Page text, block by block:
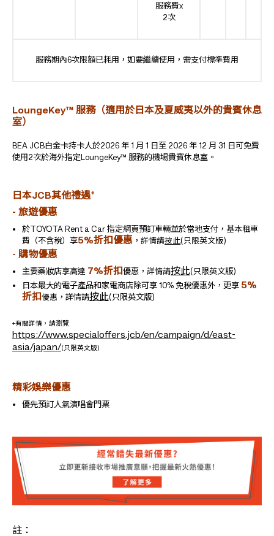
服務費x
2次
服務期內6次限額已耗用，如要繼續使用，需支付標準費用
LoungeKey™ 服務（適用於日本及夏威夷以外的貴賓休息
室）
BEA JCB白金卡持卡人於2026 年 1 月 1 日至 2026 年 12 月 31 日可免費
使用2次於海外指定LoungeKey™ 服務的機場貴賓休息室。
日本JCB其他禮遇+
- 旅遊優惠
於TOYOTA Rent a Car 指定網頁預訂車輛並於當地支付，基本租車
費（不含稅）享5%折扣優惠 ， 詳情請按此(只限英文版)
- 購物優惠
主要藥妝店享高達 7%折扣 優惠，詳情請按此(只限英文版)
日本最大的電子產品和家電商店除可享 10% 免稅優惠外，更享 5%
折扣 優惠 ，詳情請按此(只限英文版)
+有關詳情，請瀏覽
https://www.specialoffers.jcb/en/campaign/d/east-
asia/japan/(只限英文版)
精彩娛樂優惠
優先預訂人氣演唱會門票
註：